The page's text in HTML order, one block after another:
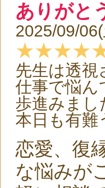
ありがと
2025/09/
先生は透
仕事で悩ん
歩進みまし
本日も有難
恋愛、復
な悩みが